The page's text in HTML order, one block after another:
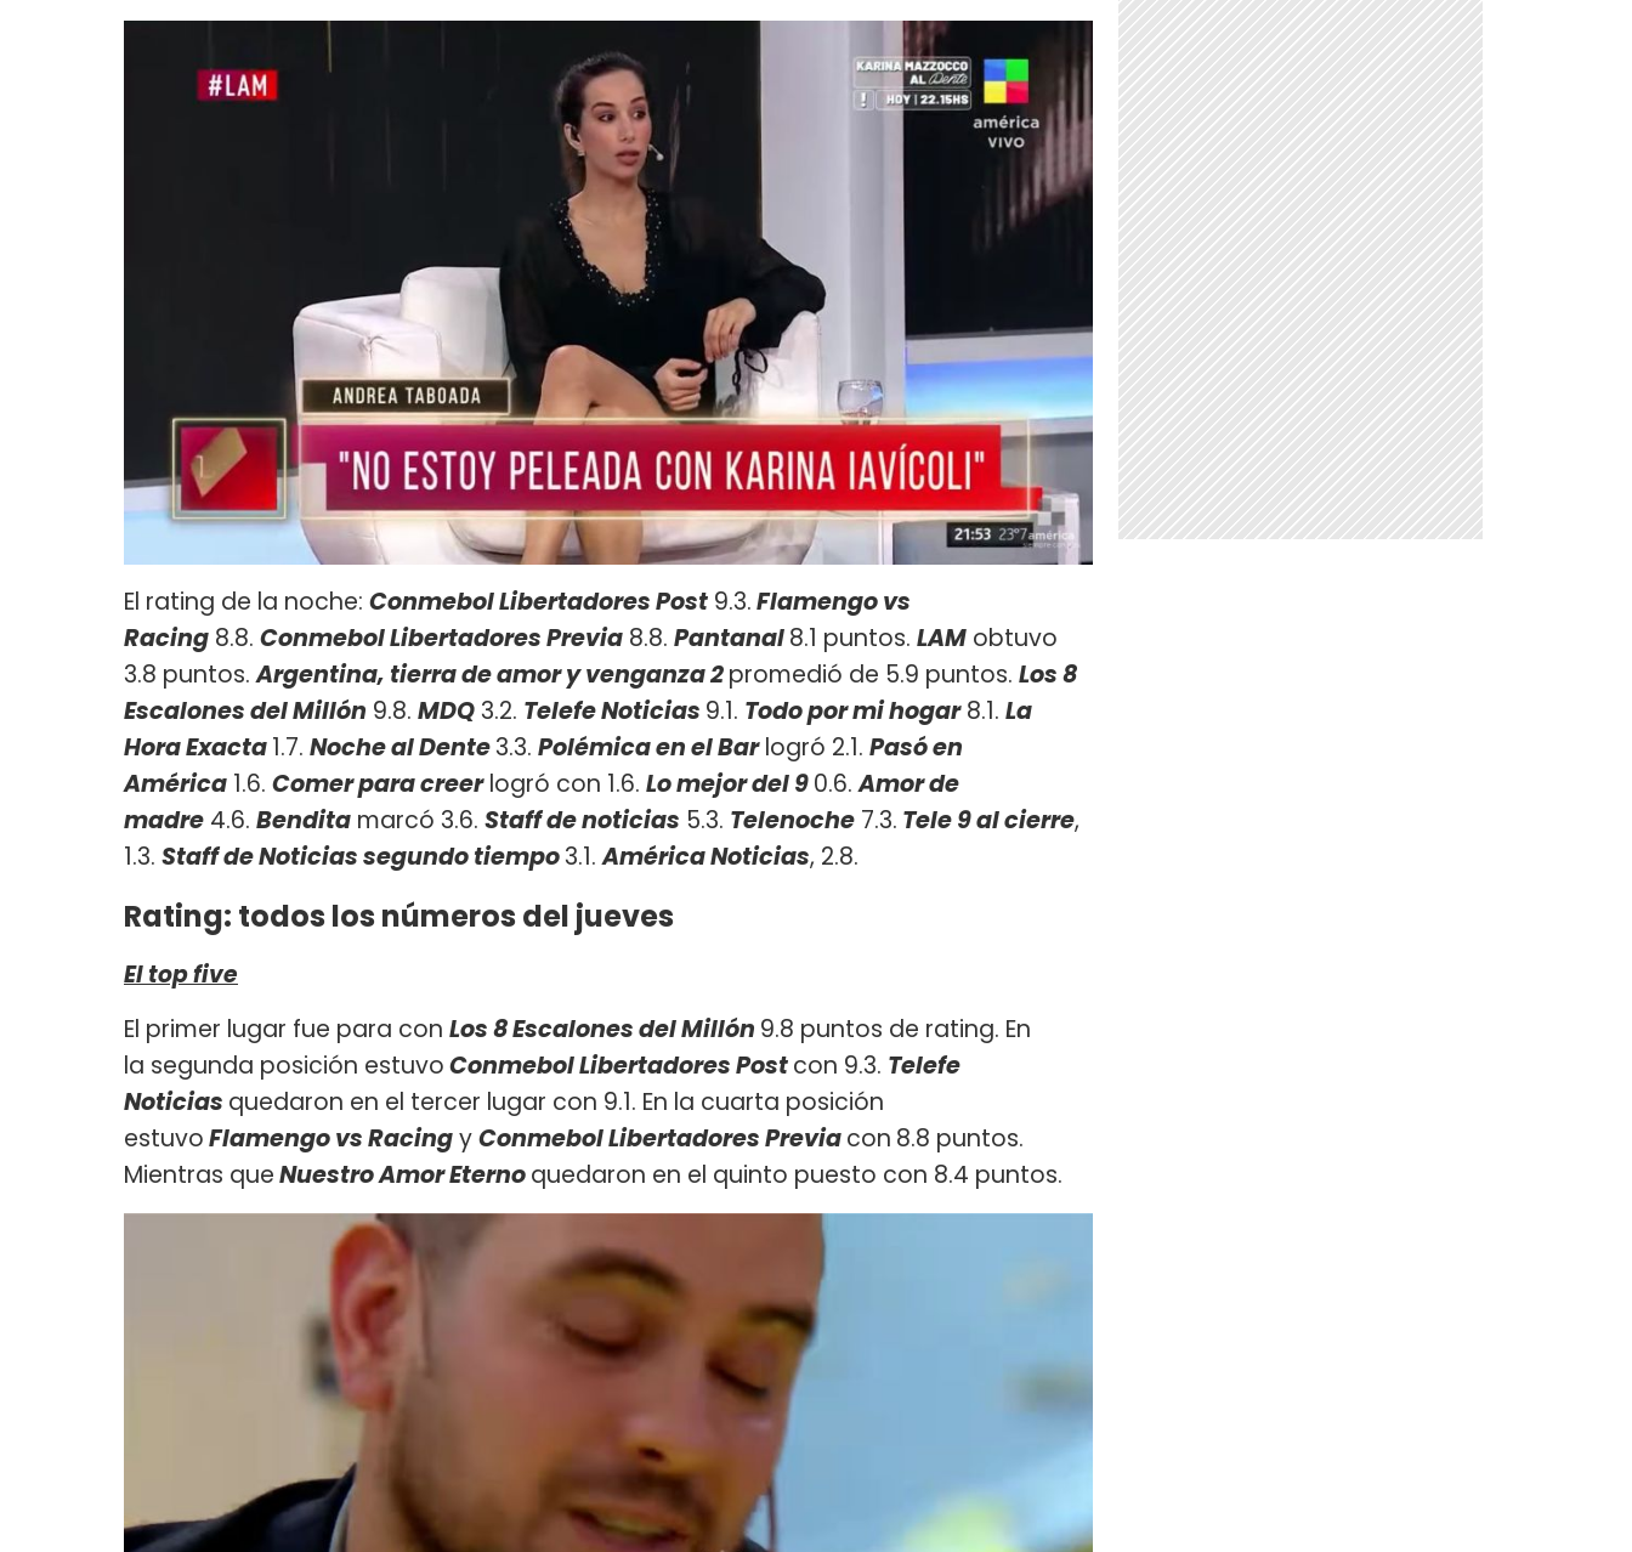
El rating de la noche: Conmebol Libertadores Post 9.3.Flamengo vs
Racing 8.8. Conmebol Libertadores Previa 8.8. Pantanal8.1 puntos. LAM obtuvo
3.8 puntos.Argentina, tierra de amor y venganza 2promedió de 5.9 puntos. Los 8
Escalones del Millón 9.8. MDQ 3.2. Telefe Noticias 9.1. Todo por mi hogar8.1. La
Hora Exacta1.7. Noche al Dente3.3. Polémica en el Barlogró 2.1. Pasó en
América 1.6. Comer para creerlogró con 1.6. Lo mejor del 90.6.Amor de
madre 4.6. Bendita marcó 3.6. Staff de noticias 5.3. Telenoche 7.3. Tele 9 al cierre,
1.3. Staff de Noticias segundo tiempo3.1.América Noticias, 2.8.
Rating: todos los números del jueves
El top five
El primer lugar fue para con Los 8 Escalones del Millón 9.8 puntos de rating. En
la segunda posición estuvoConmebol Libertadores Postcon 9.3. Telefe
Noticias quedaron en el tercer lugar con 9.1. En la cuarta posición
estuvoFlamengo vs RacingyConmebol Libertadores Previacon 8.8 puntos.
Mientras queNuestro Amor Eternoquedaron en el quinto puesto con 8.4 puntos.